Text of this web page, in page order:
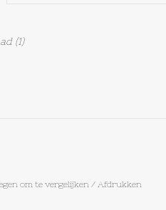
(1)
om te vergelijken / Afdrukken